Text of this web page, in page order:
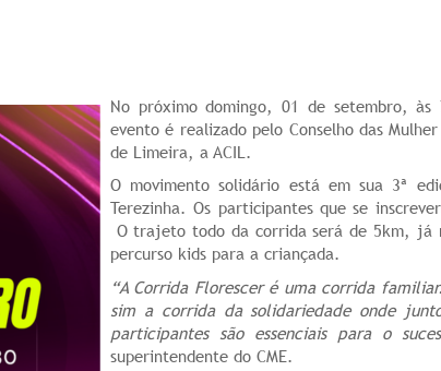
No próximo domingo, 01 de setembro,
evento é realizado pelo Conselho das
de Limeira, a ACIL.
O movimento solidário está em sua 3ª
Terezinha. Os participantes que se
O trajeto todo da corrida será de 5km, já
percurso kids para a criançada.
“A Corrida Florescer é uma corrida
sim a corrida da solidariedade onde
participantes são essenciais para o
superintendente do CME.